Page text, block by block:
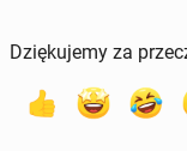
Dziękujemy za